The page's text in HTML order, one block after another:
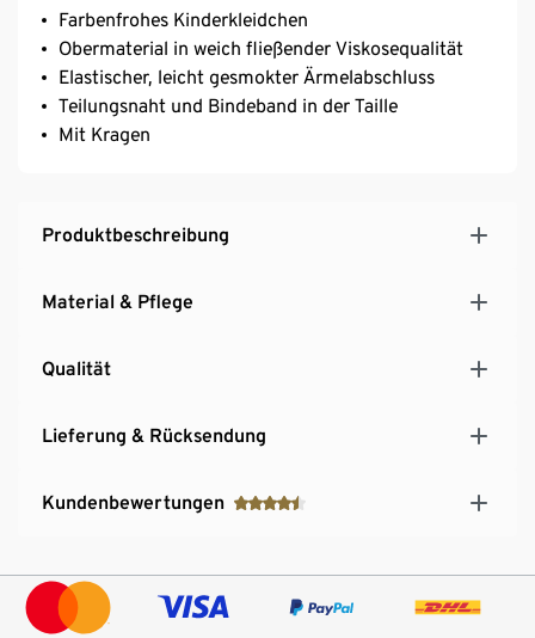
Farbenfrohes Kinderkleidchen
Obermaterial in weich fließender Viskosequalität
Elastischer, leicht gesmokter Ärmelabschluss
Teilungsnaht und Bindeband in der Taille
Mit Kragen
Produktbeschreibung
Material & Pflege
Qualität
Lieferung & Rücksendung
Kundenbewertungen